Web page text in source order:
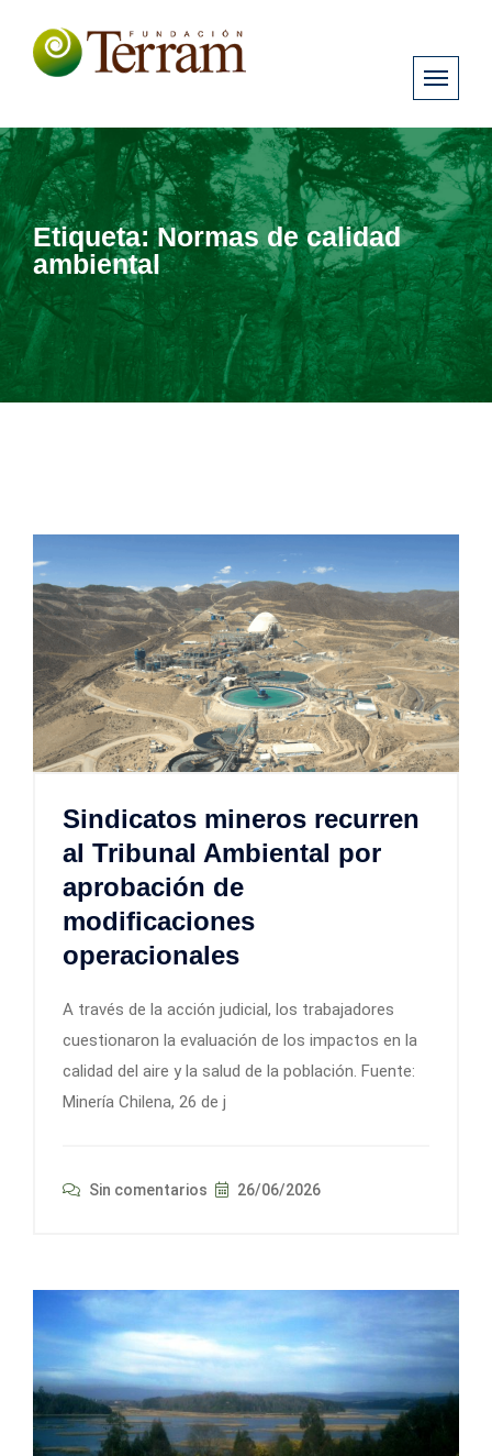
Etiqueta:Normas de calidad
ambiental
Sindicatos mineros recurren
al Tribunal Ambiental por
aprobación de
modificaciones
operacionales
A través de la acción judicial, los trabajadores
cuestionaron la evaluación de los impactos en la
calidad del aire y la salud de la población. Fuente:
Minería Chilena, 26 de j
Sin comentarios 26/06/2026